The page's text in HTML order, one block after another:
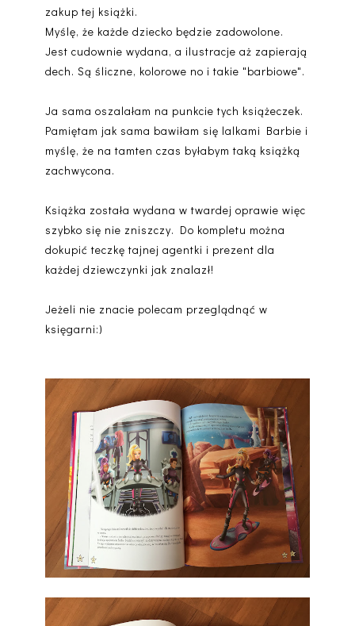
zakup tej książki.
Myślę, że każde dziecko będzie zadowolone.
Jest cudownie wydana, a ilustracje aż zapierają
dech. Są śliczne, kolorowe no i takie "barbiowe".
Ja sama oszalałam na punkcie tych książeczek.
Pamiętam jak sama bawiłam się lalkami Barbie i
myślę, że na tamten czas byłabym taką książką
zachwycona.
Książka została wydana w twardej oprawie więc
szybko się nie zniszczy. Do kompletu można
dokupić teczkę tajnej agentki i prezent dla
każdej dziewczynki jak znalazł!
Jeżeli nie znacie polecam przeglądnąć w
księgarni:)